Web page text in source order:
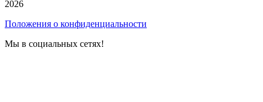
2026
Положения о конфиденциальности
Мы в социальных сетях!